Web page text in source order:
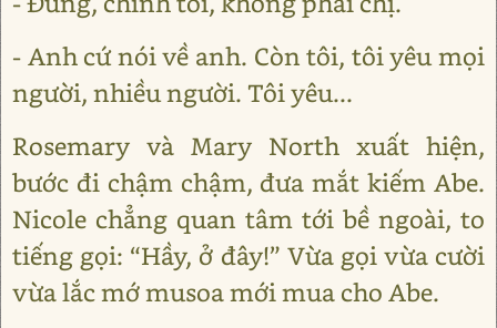
- Anh cứ nói về anh. Còn tôi, tôi yêu mọi
người, nhiều người. Tôi yêu...
Rosemary và Mary North xuất hiện,
bước đi chậm chậm, đưa mắt kiếm Abe.
Nicole chẳng quan tâm tới bề ngoài, to
tiếng gọi: “Hầy, ở đây!” Vừa gọi vừa cười
vừa lắc mớ musoa mới mua cho Abe.